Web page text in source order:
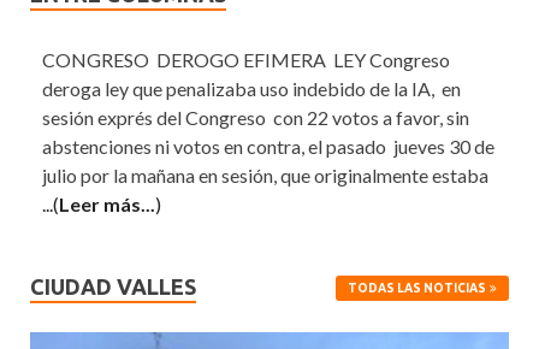
CONGRESO DEROGO EFIMERA LEY Congreso
deroga ley que penalizaba uso indebido de la IA, en
sesión exprés del Congreso con 22 votos a favor, sin
abstenciones ni votos en contra, el pasado jueves 30 de
julio por la mañana en sesión, que originalmente estaba
...(Leer más... )
CIUDAD VALLES TODAS LAS NOTICIAS